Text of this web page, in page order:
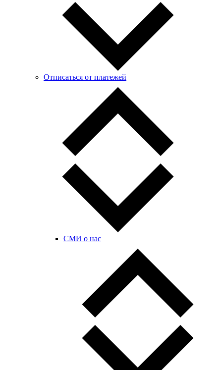
Отписаться от платежей
СМИ о нас